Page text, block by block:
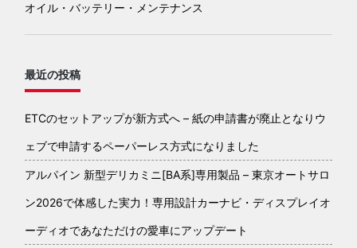
オイル・バッテリー・メンテナンス
最近の投稿
ETCのセットアップが新方式へ – 紙の申請書が廃止となりウ
ェブで申請するペーパーレス方式になりました
アルパイン 新型デリカミニ[BA系]専用製品 – 東京オートサロ
ン2026で体感した実力！専用設計カーナビ・ディスプレイオ
ーディオであなただけの愛車にアップデート